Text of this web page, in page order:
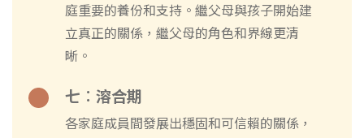
庭重要的養份和支持。繼父母與孩子開始建
立真正的關係，繼父母的角色和界線更清
晰。
七︰溶合期
各家庭成員間發展出穩固和可信賴的關係，